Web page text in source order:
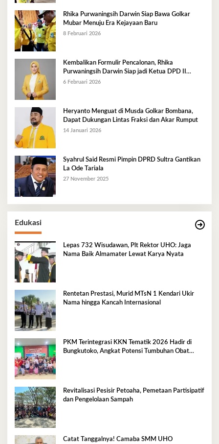
Rhika Purwaningsih Darwin Siap Bawa Golkar
Mubar Menuju Era Kejayaan Baru
8 Februari 2026
Kembalikan Formulir Pencalonan, Rhika
Purwaningsih Darwin Siap jadi Ketua DPD II
Golkar Mubar
6 Februari 2026
Heryanto Menguat di Musda Golkar Bombana,
Dapat Dukungan Lintas Fraksi dan Akar Rumput
14 Januari 2026
Syahrul Said Resmi Pimpin DPRD Sultra Gantikan
La Ode Tariala
27 November 2025
Edukasi
Lepas 732 Wisudawan, Plt Rektor UHO: Jaga
Nama Baik Almamater Lewat Karya Nyata
Rentetan Prestasi, Murid MTsN 1 Kendari Ukir
Nama hingga Kancah Internasional
PKM Terintegrasi KKN Tematik 2026 Hadir di
Bungkutoko, Angkat Potensi Tumbuhan Obat
Revitalisasi Pesisir Petoaha, Pemetaan Partisipatif
dan Pengelolaan Sampah
Catat Tanggalnya! Camaba SMM UHO